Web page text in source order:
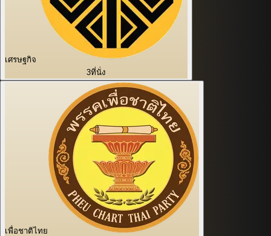
เศรษฐกิจ
3ที่นั่ง
เพื่อชาติไทย